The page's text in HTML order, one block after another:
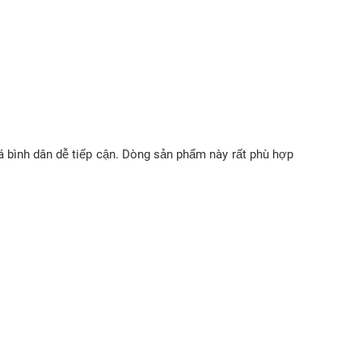
dân dễ tiếp cận. Dòng sản phẩm này rất phù hợp